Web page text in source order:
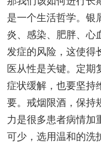
是一个生活哲学。银
炎、感染、肥胖、心
发症的风险，这使得
医从性是关键。定期
症状缓解，也要坚持
要。戒烟限酒，保持
力是很多患者病情加
可少，选用温和的洗